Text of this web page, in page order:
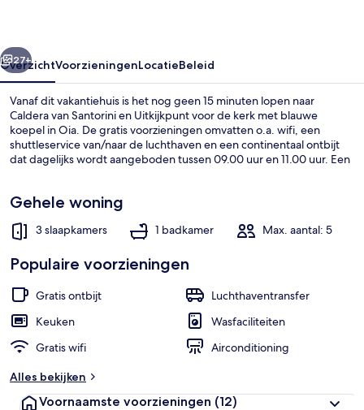
Ingang accommodatie
Volgende
27+
OverzichtVoorzieningenLocatieBeleid
Vanaf dit vakantiehuis is het nog geen 15 minuten lopen naar
Caldera van Santorini en Uitkijkpunt voor de kerk met blauwe
koepel in Oia. De gratis voorzieningen omvatten o.a. wifi, een
shuttleservice van/naar de luchthaven en een continentaal ontbijt
dat dagelijks wordt aangeboden tussen 09.00 uur en 11.00 uur. Een
Gehele woning
3 slaapkamers 1 badkamer Max. aantal: 5
Populaire voorzieningen
Gratis ontbijt
Luchthaventransfer
Keuken
Wasfaciliteiten
Gratis wifi
Airconditioning
Alles bekijken
Voornaamste voorzieningen (12)